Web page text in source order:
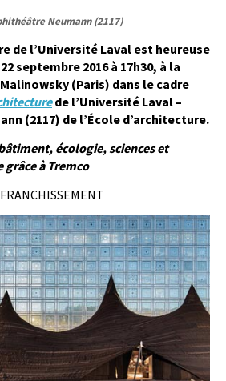
Neumann (2117)
de l’Université Laval est heureuse
septembre 2016à 17h30, à la
(Paris) dans le cadre
de l’Université Laval –
(2117) de l’École d’architecture.
écologie, sciences et
à Tremco